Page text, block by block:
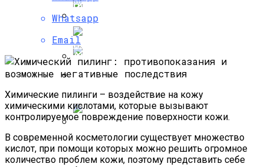
Современное Строительство Дома
Под Ключ: От Мечты До Реалии
Пировиноградный Пилинг: Отзывы
Косметологов, Воздействие На Кожу
Лица
Медидерма Пилинги: Воздействие,
Эффект, Противопоказания И
Способы Применения
Firefly Для Европы
Аренда Автомобиля С Выкупом, Новая
Перспектива Для Автолюбителей
Искусство Детейлинга: Как Придать
Автомобилю Идеальный Внешний Вид
Whatsapp
Email
Химические пилинги – воздействие на кожу
химическими кислотами, которые вызывают
контролируемое повреждение поверхности кожи.
В современной косметологии существует множество
кислот, при помощи которых можно решить огромное
количество проблем кожи, поэтому представить себе